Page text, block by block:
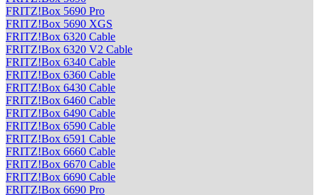
FRITZ!Box 5690 Pro
FRITZ!Box 5690 XGS
FRITZ!Box 6320 Cable
FRITZ!Box 6320 V2 Cable
FRITZ!Box 6340 Cable
FRITZ!Box 6360 Cable
FRITZ!Box 6430 Cable
FRITZ!Box 6460 Cable
FRITZ!Box 6490 Cable
FRITZ!Box 6590 Cable
FRITZ!Box 6591 Cable
FRITZ!Box 6660 Cable
FRITZ!Box 6670 Cable
FRITZ!Box 6690 Cable
FRITZ!Box 6690 Pro